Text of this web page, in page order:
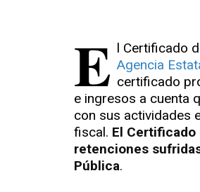
E l Certificado
Agencia
certificado
e ingresos a cuenta
con sus actividades
fiscal. El
retenciones
Pública.